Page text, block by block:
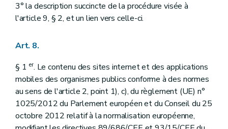
3° la description succincte de la procédure visée à
l'article 9, § 2, et un lien vers celle-ci.
Art. 8.
§ 1 er. Le contenu des sites internet et des applications
mobiles des organismes publics conforme à des normes
au sens de l'article 2, point 1), c), du règlement (UE) n°
1025/2012 du Parlement européen et du Conseil du 25
octobre 2012 relatif à la normalisation européenne,